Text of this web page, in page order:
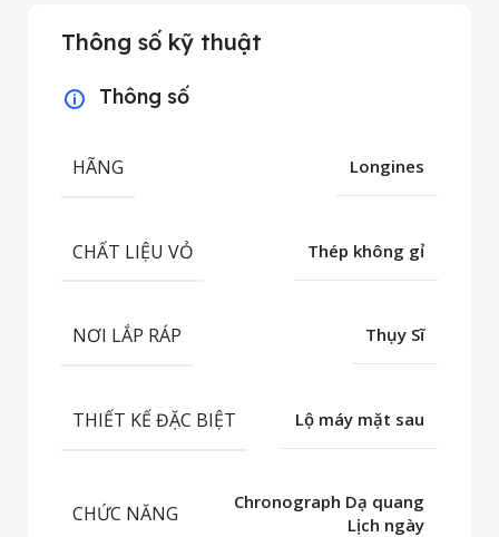
Thông số kỹ thuật
Thông số
HÃNG Longines
CHẤT LIỆU VỎ Thép không gỉ
NƠI LẮP RÁP Thụy Sĩ
THIẾT KẾ ĐẶC BIỆT Lộ máy mặt sau
CHỨC NĂNG
Chronograph Dạ quang
Lịch ngày